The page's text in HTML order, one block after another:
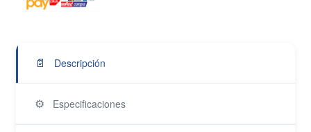
📄 Descripción
⚙️ Especificaciones